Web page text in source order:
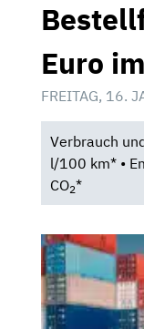
Euro
FREITAG, 16.
Verbrauch
l/100 km* •
CO2*